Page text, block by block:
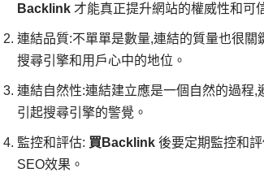
Backlink 才能真正提升網站的權威性和可
連結品質:不單單是數量,連結的質量也很
搜尋引擎和用戶心中的地位。
連結自然性:連結建立應是一個自然的過程
引起搜尋引擎的警覺。
監控和評估: 買Backlink 後要定期監控和
SEO效果。